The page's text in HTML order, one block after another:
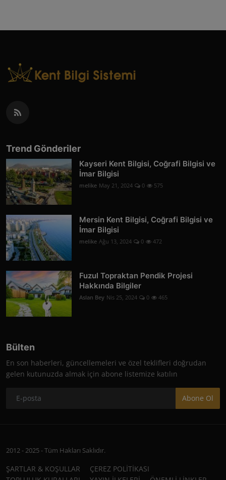
Trend Gönderiler
Kayseri Kent Bilgisi, Coğrafi Bilgisi ve
İmar Bilgisi
melike May 21, 2024 0 575
Mersin Kent Bilgisi, Coğrafi Bilgisi ve
İmar Bilgisi
melike Ağu 13, 2024 0 472
Fuzul Topraktan Pendik Projesi
Hakkında Bilgiler
Aslan Bey Nis 25, 2024 0 465
Bülten
En son haberleri, güncellemeleri ve özel teklifleri doğrudan
gelen kutunuzda almak için abone listemize katılın
Abone Ol
2012 - 2025 - Tüm Hakları Saklıdır.
ŞARTLAR & KOŞULLAR
ÇEREZ POLİTİKASI